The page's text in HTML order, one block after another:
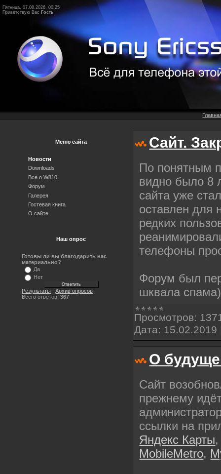
Пятница, 07.08.2026, 00:25
Приветствую Вас Гость
Меню сайта
Новости
Downloads
Все о W810
Форум
Галерея
Гостевая книга
О сайте
Наш опрос
Готовы ли вы благодарить нас
материально?
Да
Нет
Результаты |Архив опросов
Всего ответов:367
Сайт.
По понятным
видно было 8
сайта уже
оставлен для
редких
телефоны
Форум был
шквала
Просмотров:
Дата: 15.02.2019
О
Сайт
прежнему
ссылки на
Яндекс Карты
MobileMetro,